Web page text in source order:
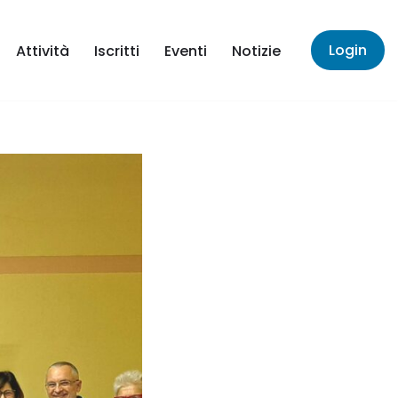
Attività Iscritti Eventi Notizie Login